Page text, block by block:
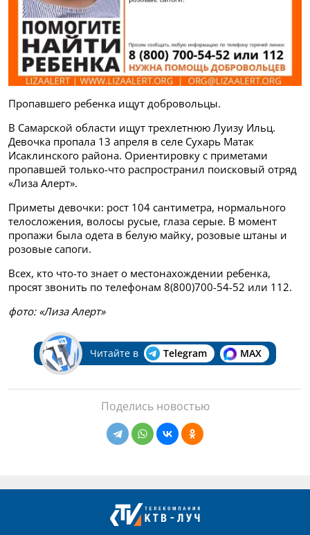
Пропавшего ребенка ищут добровольцы.
В Самарской области ищут трехлетнюю Луизу Ильц.
Девочка пропала 13 апреля в селе Сухарь Матак
Исаклинского района. Ориентировку с приметами
пропавшей только-что распространил поисковый отряд
«Лиза Алерт».
Приметы девочки: рост 104 сантиметра, нормального
телосложения, волосы русые, глаза серые. В момент
пропажи была одета в белую майку, розовые штаны и
розовые сапоги.
Всех, кто что-то знает о местонахождении ребенка,
просят звонить по телефонам 8(800)700-54-52 или 112.
фото: «Лиза Алерт»
Читайте в Telegram MAX
Поделись новостью